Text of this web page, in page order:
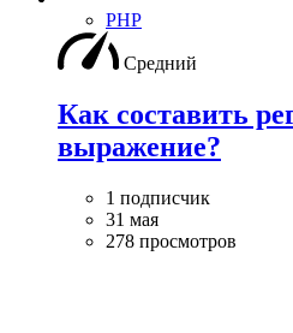
PHP
Средний
Как составить
выражение?
1 подписчик
31 мая
278 просмотров